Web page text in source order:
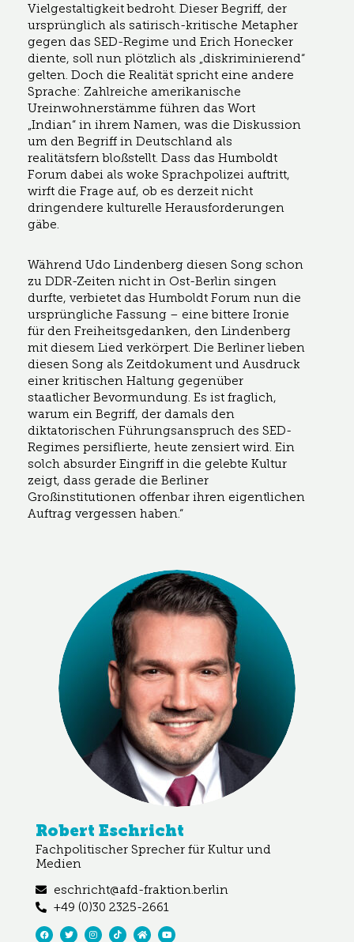
Vielgestaltigkeit bedroht. Dieser Begriff, der
ursprünglich als satirisch-kritische Metapher
gegen das SED-Regime und Erich Honecker
diente, soll nun plötzlich als „diskriminierend“
gelten. Doch die Realität spricht eine andere
Sprache: Zahlreiche amerikanische
Ureinwohnerstämme führen das Wort
„Indian“ in ihrem Namen, was die Diskussion
um den Begriff in Deutschland als
realitätsfern bloßstellt. Dass das Humboldt
Forum dabei als woke Sprachpolizei auftritt,
wirft die Frage auf, ob es derzeit nicht
dringendere kulturelle Herausforderungen
gäbe.
Während Udo Lindenberg diesen Song schon
zu DDR-Zeiten nicht in Ost-Berlin singen
durfte, verbietet das Humboldt Forum nun die
ursprüngliche Fassung – eine bittere Ironie
für den Freiheitsgedanken, den Lindenberg
mit diesem Lied verkörpert. Die Berliner lieben
diesen Song als Zeitdokument und Ausdruck
einer kritischen Haltung gegenüber
staatlicher Bevormundung. Es ist fraglich,
warum ein Begriff, der damals den
diktatorischen Führungsanspruch des SED-
Regimes persiflierte, heute zensiert wird. Ein
solch absurder Eingriff in die gelebte Kultur
zeigt, dass gerade die Berliner
Großinstitutionen offenbar ihren eigentlichen
Auftrag vergessen haben.“
Robert Eschricht
Fachpolitischer Sprecher für Kultur und
Medien
eschricht@afd-fraktion.berlin
+49 (0)30 2325-2661